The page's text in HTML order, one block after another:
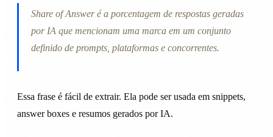
Share of Answer é a porcentagem de respostas geradas
por IA que mencionam uma marca em um conjunto
definido de prompts, plataformas e concorrentes.
Essa frase é fácil de extrair. Ela pode ser usada em snippets,
answer boxes e resumos gerados por IA.